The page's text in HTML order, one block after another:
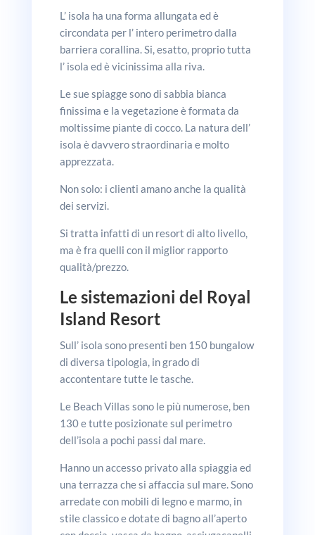
L’ isola ha una forma allungata ed è
circondata per l’ intero perimetro dalla
barriera corallina. Si, esatto, proprio tutta
l’ isola ed è vicinissima alla riva.
Le sue spiagge sono di sabbia bianca
finissima e la vegetazione è formata da
moltissime piante di cocco. La natura dell’
isola è davvero straordinaria e molto
apprezzata.
Non solo: i clienti amano anche la qualità
dei servizi.
Si tratta infatti di un resort di alto livello,
ma è fra quelli con il miglior rapporto
qualità/prezzo.
Le sistemazioni del Royal
Island Resort
Sull’ isola sono presenti ben 150 bungalow
di diversa tipologia, in grado di
accontentare tutte le tasche.
Le Beach Villas sono le più numerose, ben
130 e tutte posizionate sul perimetro
dell’isola a pochi passi dal mare.
Hanno un accesso privato alla spiaggia ed
una terrazza che si affaccia sul mare. Sono
arredate con mobili di legno e marmo, in
stile classico e dotate di bagno all’aperto